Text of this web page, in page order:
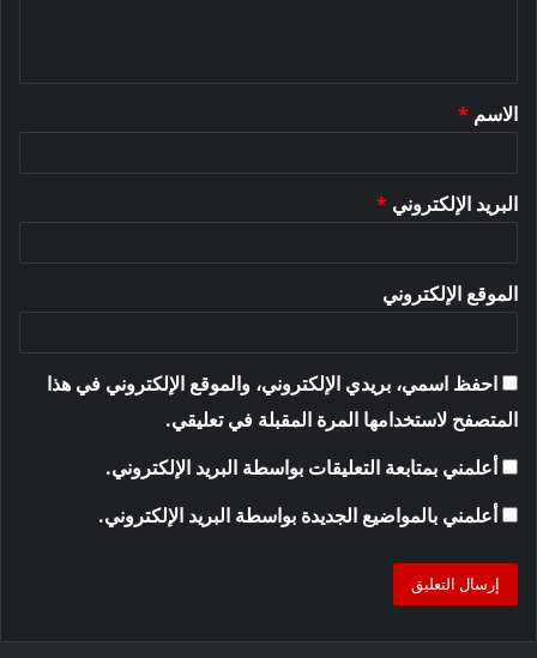
*
الاسم *
البريد الإلكتروني *
الموقع الإلكتروني
احفظ اسمي، بريدي الإلكتروني، والموقع الإلكتروني في هذا
المتصفح لاستخدامها المرة المقبلة في تعليقي.
أعلمني بمتابعة التعليقات بواسطة البريد الإلكتروني.
أعلمني بالمواضيع الجديدة بواسطة البريد الإلكتروني.